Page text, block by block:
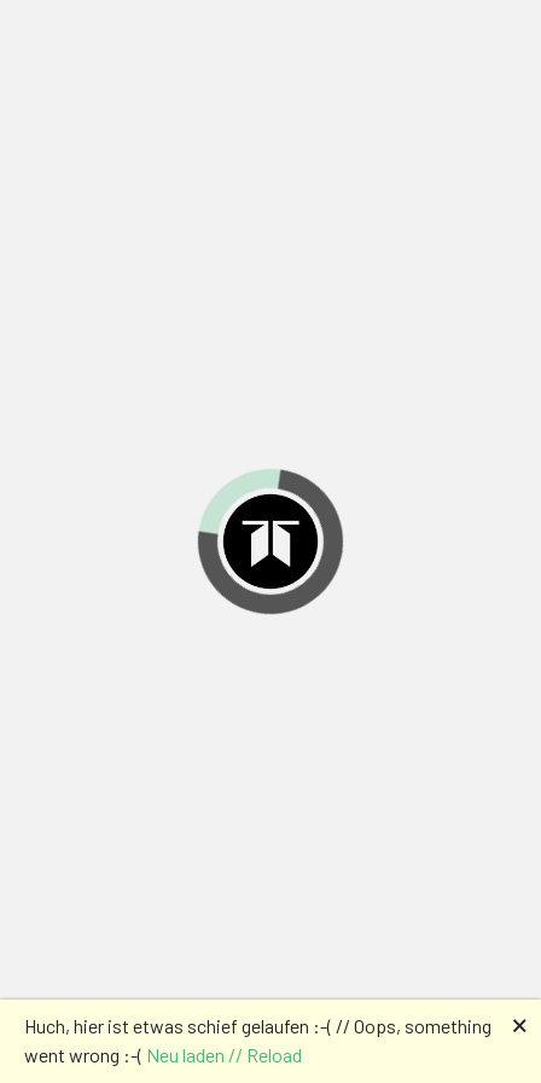
Huch, hier ist etwas schief gelaufen :-( // Oops, something
went wrong :-( Neu laden // Reload
🗙